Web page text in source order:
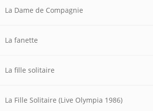
La Dame de Compagnie
La fanette
La fille solitaire
La Fille Solitaire (Live Olympia 1986)